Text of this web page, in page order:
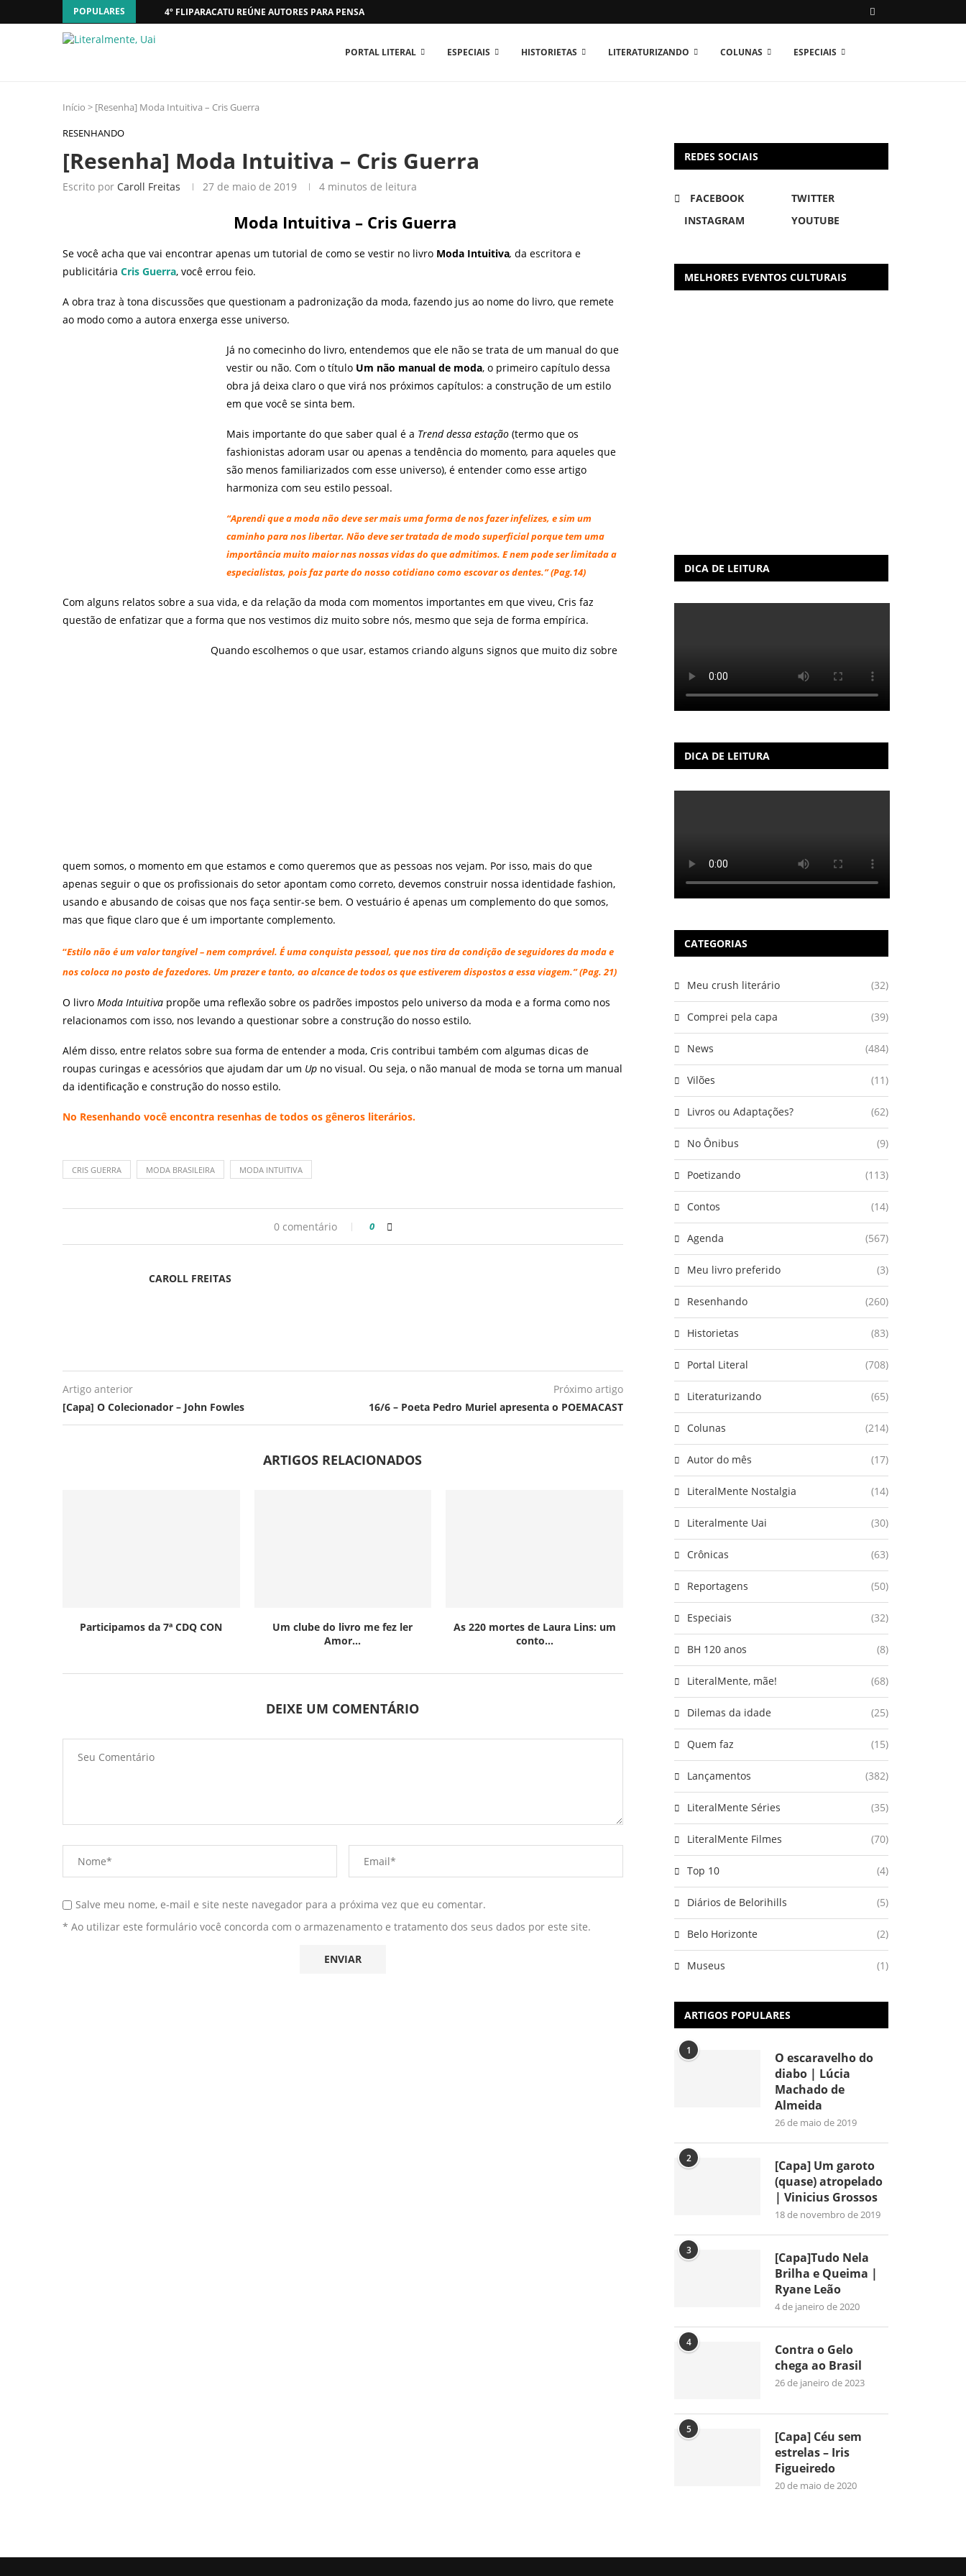
POPULARES 4º FLIPARACATU REÚNE AUTORES PARA PENSAR O MUNDO...
PORTAL LITERAL ESPECIAIS HISTORIETAS LITERATURIZANDO COLUNAS ESPECIAIS
Início > [Resenha] Moda Intuitiva – Cris Guerra
RESENHANDO
[Resenha] Moda Intuitiva – Cris Guerra
Escrito por Caroll Freitas 27 de maio de 2019 4 minutos de leitura
Moda Intuitiva – Cris Guerra
Se você acha que vai encontrar apenas um tutorial de como se vestir no livro Moda Intuitiva, da escritora e
publicitária Cris Guerra, você errou feio.
A obra traz à tona discussões que questionam a padronização da moda, fazendo jus ao nome do livro, que remete
ao modo como a autora enxerga esse universo.
Já no comecinho do livro, entendemos que ele não se trata de um manual do que
vestir ou não. Com o título Um não manual de moda, o primeiro capítulo dessa
obra já deixa claro o que virá nos próximos capítulos: a construção de um estilo
em que você se sinta bem.
Mais importante do que saber qual é a Trend dessa estação (termo que os
fashionistas adoram usar ou apenas a tendência do momento, para aqueles que
são menos familiarizados com esse universo), é entender como esse artigo
harmoniza com seu estilo pessoal.
“Aprendi que a moda não deve ser mais uma forma de nos fazer infelizes, e sim um
caminho para nos libertar. Não deve ser tratada de modo superficial porque tem uma
importância muito maior nas nossas vidas do que admitimos. E nem pode ser limitada a
especialistas, pois faz parte do nosso cotidiano como escovar os dentes.”(Pag.14)
Com alguns relatos sobre a sua vida, e da relação da moda com momentos importantes em que viveu, Cris faz
questão de enfatizar que a forma que nos vestimos diz muito sobre nós, mesmo que seja de forma empírica.
Quando escolhemos o que usar, estamos criando alguns signos que muito diz sobre
quem somos, o momento em que estamos e como queremos que as pessoas nos vejam. Por isso, mais do que
apenas seguir o que os profissionais do setor apontam como correto, devemos construir nossa identidade fashion,
usando e abusando de coisas que nos faça sentir-se bem. O vestuário é apenas um complemento do que somos,
mas que fique claro que é um importante complemento.
“Estilo não é um valor tangível – nem comprável. É uma conquista pessoal, que nos tira da condição de seguidores da moda e
nos coloca no posto de fazedores. Um prazer e tanto, ao alcance de todos os que estiverem dispostos a essa viagem.”(Pag. 21)
O livro Moda Intuitiva propõe uma reflexão sobre os padrões impostos pelo universo da moda e a forma como nos
relacionamos com isso, nos levando a questionar sobre a construção do nosso estilo.
Além disso, entre relatos sobre sua forma de entender a moda, Cris contribui também com algumas dicas de
roupas curingas e acessórios que ajudam dar um Up no visual. Ou seja, o não manual de moda se torna um manual
da identificação e construção do nosso estilo.
No Resenhando você encontra resenhas de todos os gêneros literários.
CRIS GUERRA MODA BRASILEIRA MODA INTUITIVA
0 comentário 0
CAROLL FREITAS
Artigo anterior
[Capa] O Colecionador – John Fowles
Próximo artigo
16/6 – Poeta Pedro Muriel apresenta o POEMACAST
ARTIGOS RELACIONADOS
Participamos da 7ª CDQ CON
Um clube do livro me fez ler
Amor...
As 220 mortes de Laura Lins: um
conto...
DEIXE UM COMENTÁRIO
Salve meu nome, e-mail e site neste navegador para a próxima vez que eu comentar.
* Ao utilizar este formulário você concorda com o armazenamento e tratamento dos seus dados por este site.
REDES SOCIAIS
FACEBOOK
TWITTER
INSTAGRAM
YOUTUBE
MELHORES EVENTOS CULTURAIS
DICA DE LEITURA
DICA DE LEITURA
CATEGORIAS
Meu crush literário (32)
Comprei pela capa (39)
News (484)
Vilões (11)
Livros ou Adaptações? (62)
No Ônibus (9)
Poetizando (113)
Contos (14)
Agenda (567)
Meu livro preferido (3)
Resenhando (260)
Historietas (83)
Portal Literal (708)
Literaturizando (65)
Colunas (214)
Autor do mês (17)
LiteralMente Nostalgia (14)
Literalmente Uai (30)
Crônicas (63)
Reportagens (50)
Especiais (32)
BH 120 anos (8)
LiteralMente, mãe! (68)
Dilemas da idade (25)
Quem faz (15)
Lançamentos (382)
LiteralMente Séries (35)
LiteralMente Filmes (70)
Top 10 (4)
Diários de Belorihills (5)
Belo Horizonte (2)
Museus (1)
ARTIGOS POPULARES
1
O escaravelho do
diabo | Lúcia
Machado de
Almeida
26 de maio de 2019
2
[Capa] Um garoto
(quase) atropelado
| Vinicius Grossos
18 de novembro de 2019
3
[Capa]Tudo Nela
Brilha e Queima |
Ryane Leão
4 de janeiro de 2020
4
Contra o Gelo
chega ao Brasil
26 de janeiro de 2023
5
[Capa] Céu sem
estrelas – Iris
Figueiredo
20 de maio de 2020